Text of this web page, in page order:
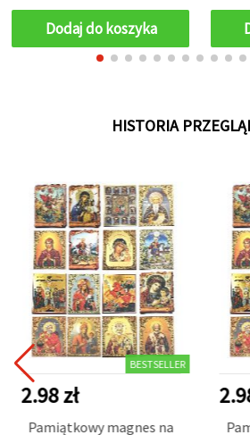
dekoracji DIY, zestaw 10
szt.
Dodaj do koszyka
i
HISTORIA
BESTSELLER
2.98 zł
Pamiątkowy magnes na